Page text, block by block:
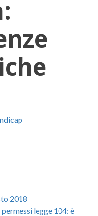
2018
legge 104: è